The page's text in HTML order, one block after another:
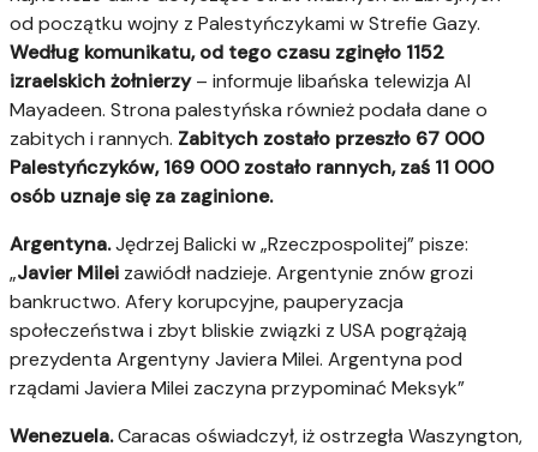
od początku wojny z Palestyńczykami w Strefie Gazy.
Według komunikatu, od tego czasu zginęło 1152
izraelskich żołnierzy– informuje libańska telewizja Al
Mayadeen. Strona palestyńska również podała dane o
zabitych i rannych. Zabitych zostało przeszło 67 000
Palestyńczyków, 169 000 zostało rannych, zaś 11 000
osób uznaje się za zaginione.
Argentyna.Jędrzej Balicki w „Rzeczpospolitej” pisze:
„Javier Milei zawiódł nadzieje. Argentynie znów grozi
bankructwo. Afery korupcyjne, pauperyzacja
społeczeństwa i zbyt bliskie związki z USA pogrążają
prezydenta Argentyny Javiera Milei. Argentyna pod
rządami Javiera Milei zaczyna przypominać Meksyk”
Wenezuela.Caracas oświadczył, iż ostrzegła Waszyngton,